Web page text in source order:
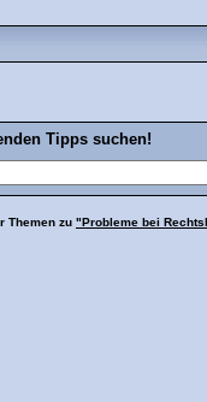
Tipps suchen!
Themen zu "Probleme bei